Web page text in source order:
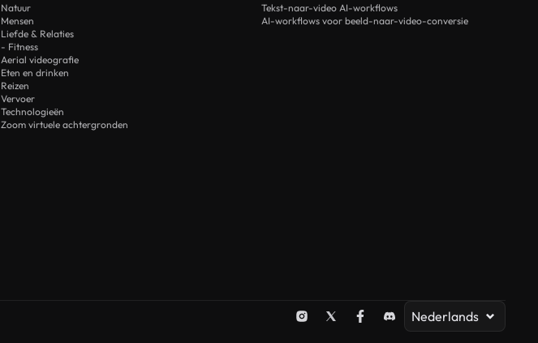
Natuur
Mensen
Liefde & Relaties
- Fitness
Aerial videografie
Eten en drinken
Reizen
Vervoer
Technologieën
Zoom virtuele achtergronden
Tekst-naar-video AI-workflows
AI-workflows voor beeld-naar-video-conversie
Nederlands